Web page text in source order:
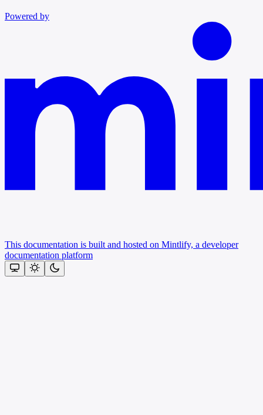
Powered by
This documentation is built and hosted on Mintlify, a developer
documentation platform